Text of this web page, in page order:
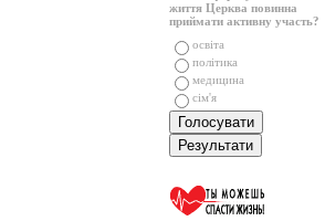
життя Церква повинна
приймати активну участь?
освіта
політика
медицина
сім'я